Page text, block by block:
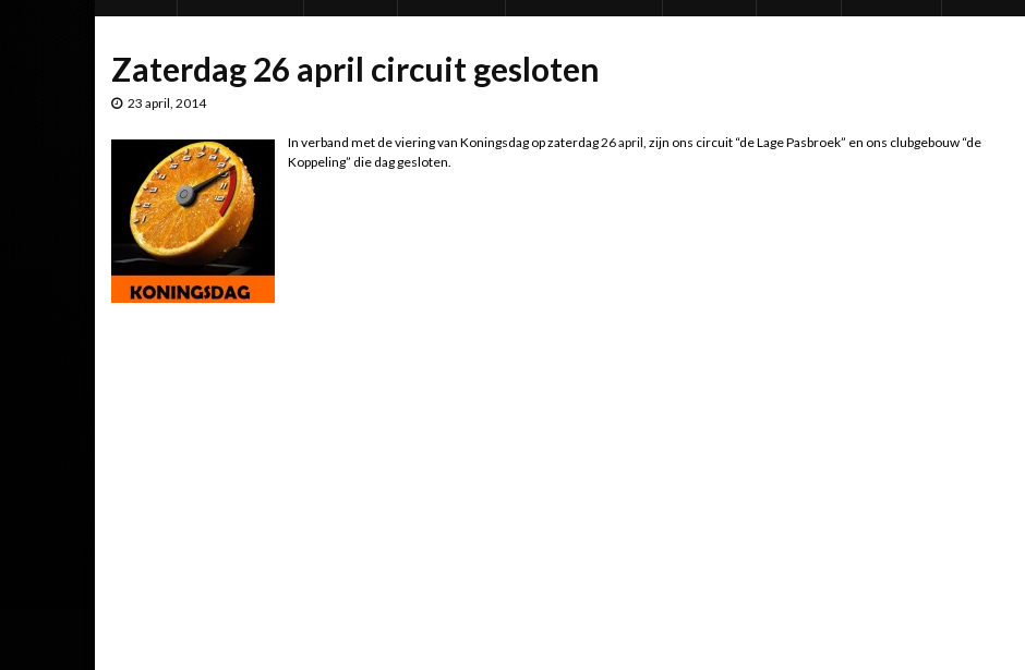
Zaterdag 26 april circuit gesloten
23 april, 2014
In verband met de viering van Koningsdag op zaterdag26 april, zijn ons circuit “de Lage Pasbroek” en ons clubgebouw “de
Koppeling” die dag gesloten.